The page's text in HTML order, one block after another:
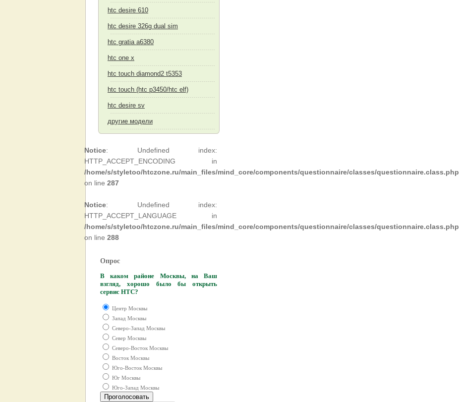
htc desire 610
htc desire 326g dual sim
htc gratia a6380
htc one x
htc touch diamond2 t5353
htc touch (htc p3450/htc elf)
htc desire sv
другие модели
Notice: Undefined index:
HTTP_ACCEPT_ENCODING in
/home/s/styletoo/htczone.ru/main_files/mind_core/components/questionnaire/classes/questionnaire.class.php
on line 287
Notice: Undefined index:
HTTP_ACCEPT_LANGUAGE in
/home/s/styletoo/htczone.ru/main_files/mind_core/components/questionnaire/classes/questionnaire.class.php
on line 288
Опрос
В каком районе Москвы, на Ваш
взгляд, хорошо было бы открыть
сервис HTC?
Центр Москвы
Запад Москвы
Северо-Запад Москвы
Север Москвы
Северо-Восток Москвы
Восток Москвы
Юго-Восток Москвы
Юг Москвы
Юго-Запад Москвы